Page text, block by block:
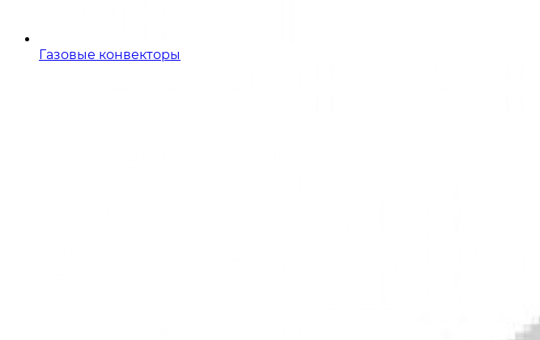
Газовые конвекторы